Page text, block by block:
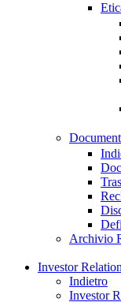
Archivio
Investor
Indietro
Investor